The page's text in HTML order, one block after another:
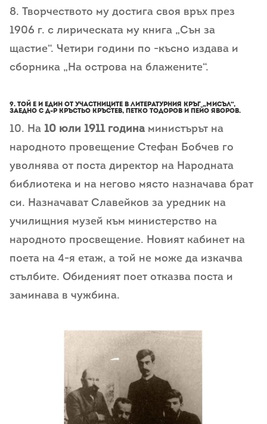
8. Творчеството му достига своя връх през
1906 г. с лирическата му книга „Сън за
щастие“. Четири години по -късно издава и
сборника „На острова на блажените“.
9. Той е и един от участниците в литературния кръг „Мисъл“,
заедно с д-р Кръстьо Кръстев, Петко Тодоров и Пейо Яворов.
10. На 10 юли 1911 година министърът на
народното провещение Стефан Бобчев го
уволнява от поста директор на Народната
библиотека и на негово място назначава брат
си. Назначават Славейков за уредник на
училищния музей към министерство на
народното просвещение. Новият кабинет на
поета на 4-я етаж, а той не може да изкачва
стълбите. Обиденият поет отказва поста и
заминава в чужбина.